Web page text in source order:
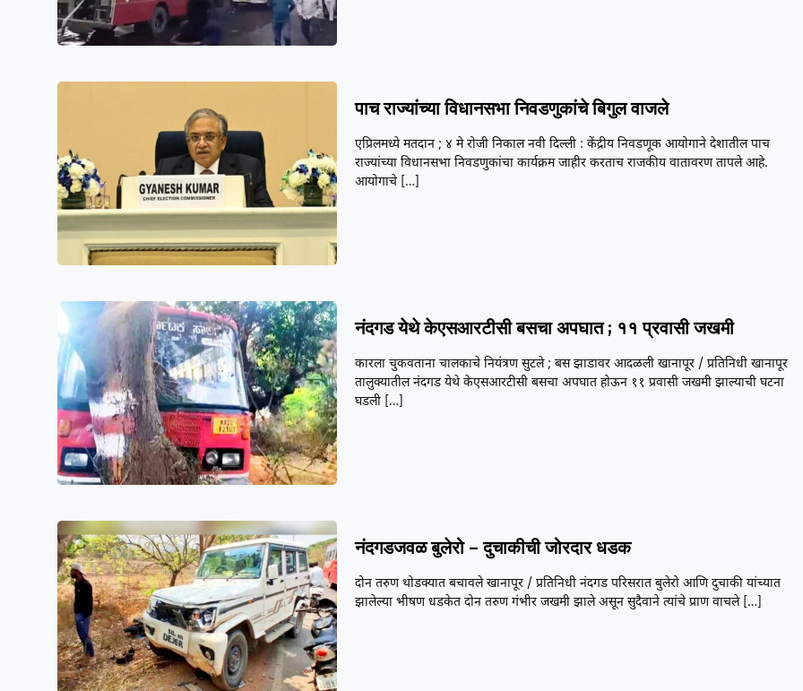
पाच राज्यांच्या विधानसभा निवडणुकांचे बिगुल वाजले
एप्रिलमध्ये मतदान ; ४ मे रोजी निकाल नवी दिल्ली : केंद्रीय निवडणूक आयोगाने देशातील पाच
राज्यांच्या विधानसभा निवडणुकांचा कार्यक्रम जाहीर करताच राजकीय वातावरण तापले आहे.
आयोगाचे […]
नंदगड येथे केएसआरटीसी बसचा अपघात ; ११ प्रवासी जखमी
कारला चुकवताना चालकाचे नियंत्रण सुटले ; बस झाडावर आदळली खानापूर / प्रतिनिधी खानापूर
तालुक्यातील नंदगड येथे केएसआरटीसी बसचा अपघात होऊन ११ प्रवासी जखमी झाल्याची घटना
घडली […]
नंदगडजवळ बुलेरो – दुचाकीची जोरदार धडक
दोन तरुण थोडक्यात बचावले खानापूर / प्रतिनिधी नंदगड परिसरात बुलेरो आणि दुचाकी यांच्यात
झालेल्या भीषण धडकेत दोन तरुण गंभीर जखमी झाले असून सुदैवाने त्यांचे प्राण वाचले[…]